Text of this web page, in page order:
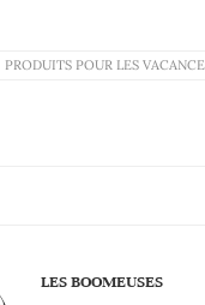
PRODUITS POUR LES
LES BOOMEUSES